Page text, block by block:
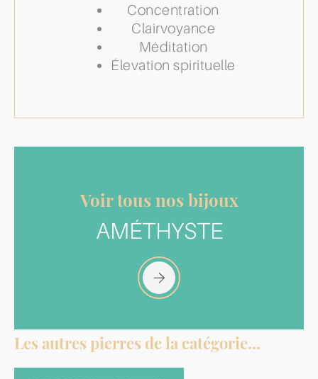
Concentration
Clairvoyance
Méditation
Élevation spirituelle
Voir tous nos bijoux
AMÉTHYSTE
Les autres pierres de la catégorie...